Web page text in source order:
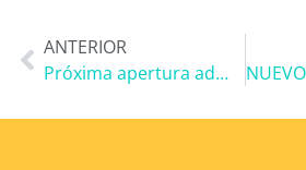
ANTERIOR
Próxima apertura admisión alumnado curso 2020-2021. Del 9 de marzo al 24 de marzo.